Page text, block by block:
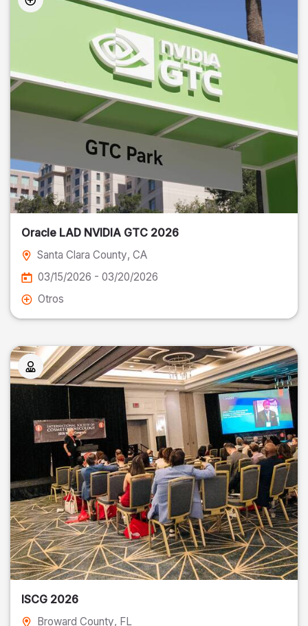
Oracle LAD NVIDIA GTC 2026
Santa Clara County, CA
03/15/2026 - 03/20/2026
Otros
ISCG 2026
Broward County, FL